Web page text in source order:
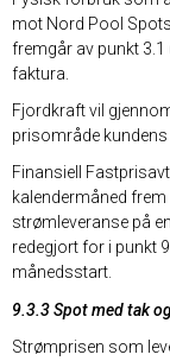
mot Nord Pool
fremgår av punkt
faktura.
Fjordkraft vil
prisområde
Finansiell
kalendermåned
strømleveranse på
redegjort for i punkt
månedsstart.
9.3.3 Spot med tak
Strømprisen som